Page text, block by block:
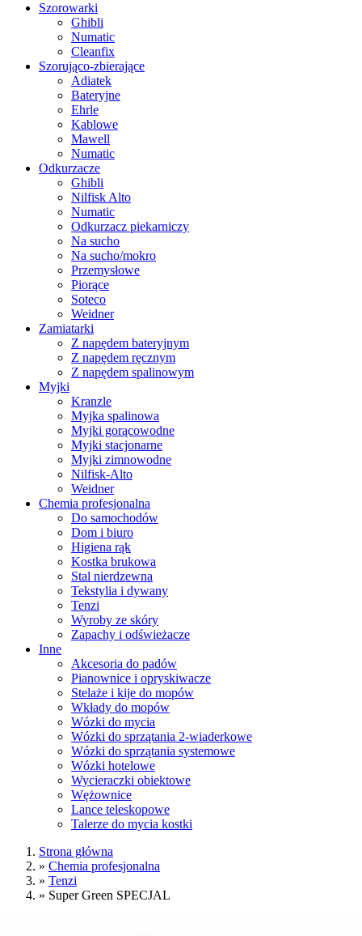
Szorowarki
Ghibli
Numatic
Cleanfix
Szorująco-zbierające
Adiatek
Bateryjne
Ehrle
Kablowe
Mawell
Numatic
Odkurzacze
Ghibli
Nilfisk Alto
Numatic
Odkurzacz piekarniczy
Na sucho
Na sucho/mokro
Przemysłowe
Piorące
Soteco
Weidner
Zamiatarki
Z napędem bateryjnym
Z napędem ręcznym
Z napędem spalinowym
Myjki
Kranzle
Myjka spalinowa
Myjki gorącowodne
Myjki stacjonarne
Myjki zimnowodne
Nilfisk-Alto
Weidner
Chemia profesjonalna
Do samochodów
Dom i biuro
Higiena rąk
Kostka brukowa
Stal nierdzewna
Tekstylia i dywany
Tenzi
Wyroby ze skóry
Zapachy i odświeżacze
Inne
Akcesoria do padów
Pianownice i opryskiwacze
Stelaże i kije do mopów
Wkłady do mopów
Wózki do mycia
Wózki do sprzątania 2-wiaderkowe
Wózki do sprzątania systemowe
Wózki hotelowe
Wycieraczki obiektowe
Wężownice
Lance teleskopowe
Talerze do mycia kostki
Strona główna
» Chemia profesjonalna
» Tenzi
» Super Green SPECJAL